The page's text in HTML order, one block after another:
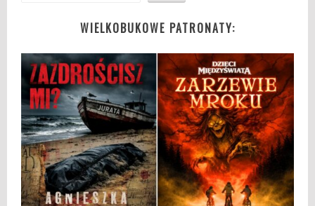
WIELKOBUKOWE PATRONATY: